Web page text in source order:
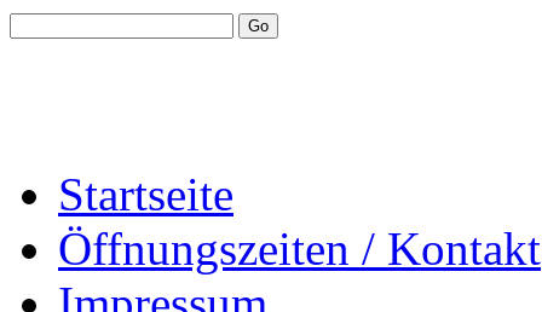
Startseite
Öffnungszeiten / Kontakt